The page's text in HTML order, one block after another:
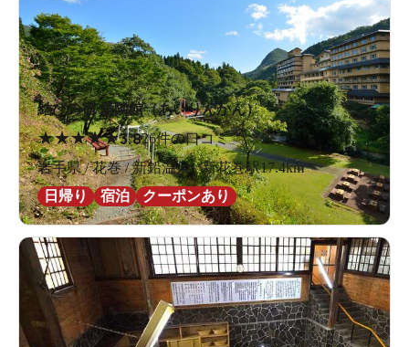
結びの宿 愛隣館（あいりんかん）
★★★★★3.826件の口コミ
岩手県 / 花巻 / 新鉛温泉 / 新花巻駅17.4km
日帰り
宿泊 クーポンあり